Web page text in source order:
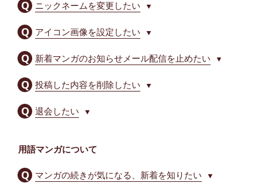
ニックネームを変更したい ▼
アイコン画像を設定したい ▼
新着マンガのお知らせメール配信を止めたい ▼
投稿した内容を削除したい ▼
退会したい ▼
用語マンガについて
マンガの続きが気になる、新着を知りたい ▼